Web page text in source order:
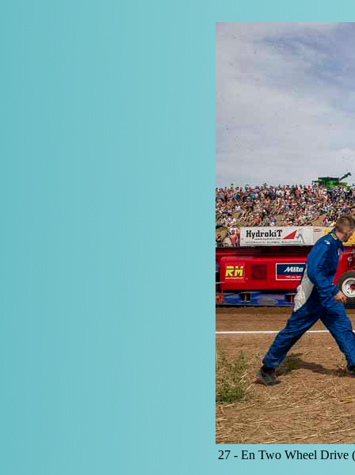
27 -En Two Wheel Drive